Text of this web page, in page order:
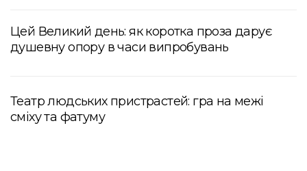
Цей Великий день: як коротка проза дарує
душевну опору в часи випробувань
Театр людських пристрастей: гра на межі
сміху та фатуму